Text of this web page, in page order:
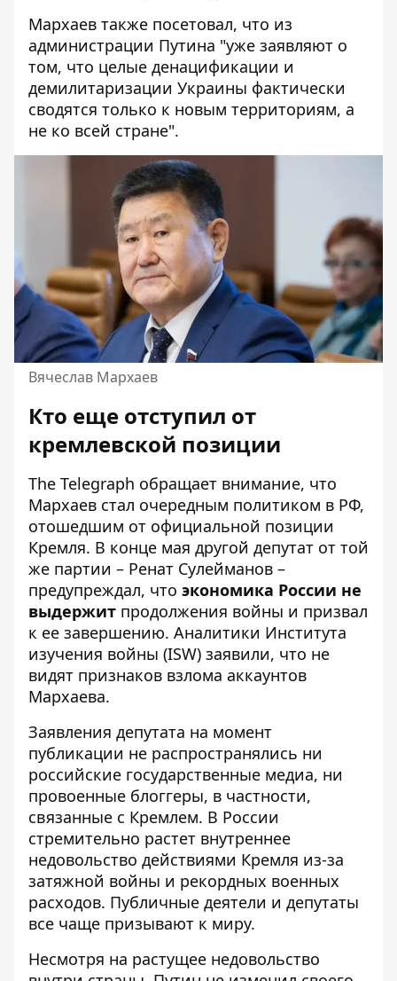
Мархаев также посетовал, что из
администрации Путина "уже заявляют о
том, что целые денацификации и
демилитаризации Украины фактически
сводятся только к новым территориям, а
не ко всей стране".
Вячеслав Мархаев
Кто еще отступил от
кремлевской позиции
The Telegraph обращает внимание, что
Мархаев стал очередным политиком в РФ,
отошедшим от официальной позиции
Кремля. В конце мая другой депутат от той
же партии – Ренат Сулейманов –
предупреждал, что экономика России не
выдержит продолжения войны и призвал
к ее завершению. Аналитики Института
изучения войны (ISW) заявили, что не
видят признаков взлома аккаунтов
Мархаева.
Заявления депутата на момент
публикации не распространялись ни
российские государственные медиа, ни
провоенные блоггеры, в частности,
связанные с Кремлем. В России
стремительно растет внутреннее
недовольство действиями Кремля из-за
затяжной войны и рекордных военных
расходов. Публичные деятели и депутаты
все чаще призывают к миру.
Несмотря на растущее недовольство